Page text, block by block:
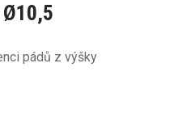
Ø10,5
pádů z výšky